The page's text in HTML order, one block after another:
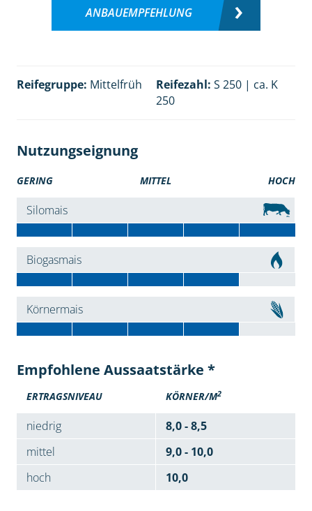
ANBAUEMPFEHLUNG
Reifegruppe: Mittelfrüh Reifezahl: S 250 | ca. K
250
Nutzungseignung
GERING MITTEL HOCH
Silomais
Biogasmais
Körnermais
Empfohlene Aussaatstärke *
ERTRAGSNIVEAU KÖRNER/M2
niedrig
8,0 - 8,5
mittel
9,0 - 10,0
hoch
10,0